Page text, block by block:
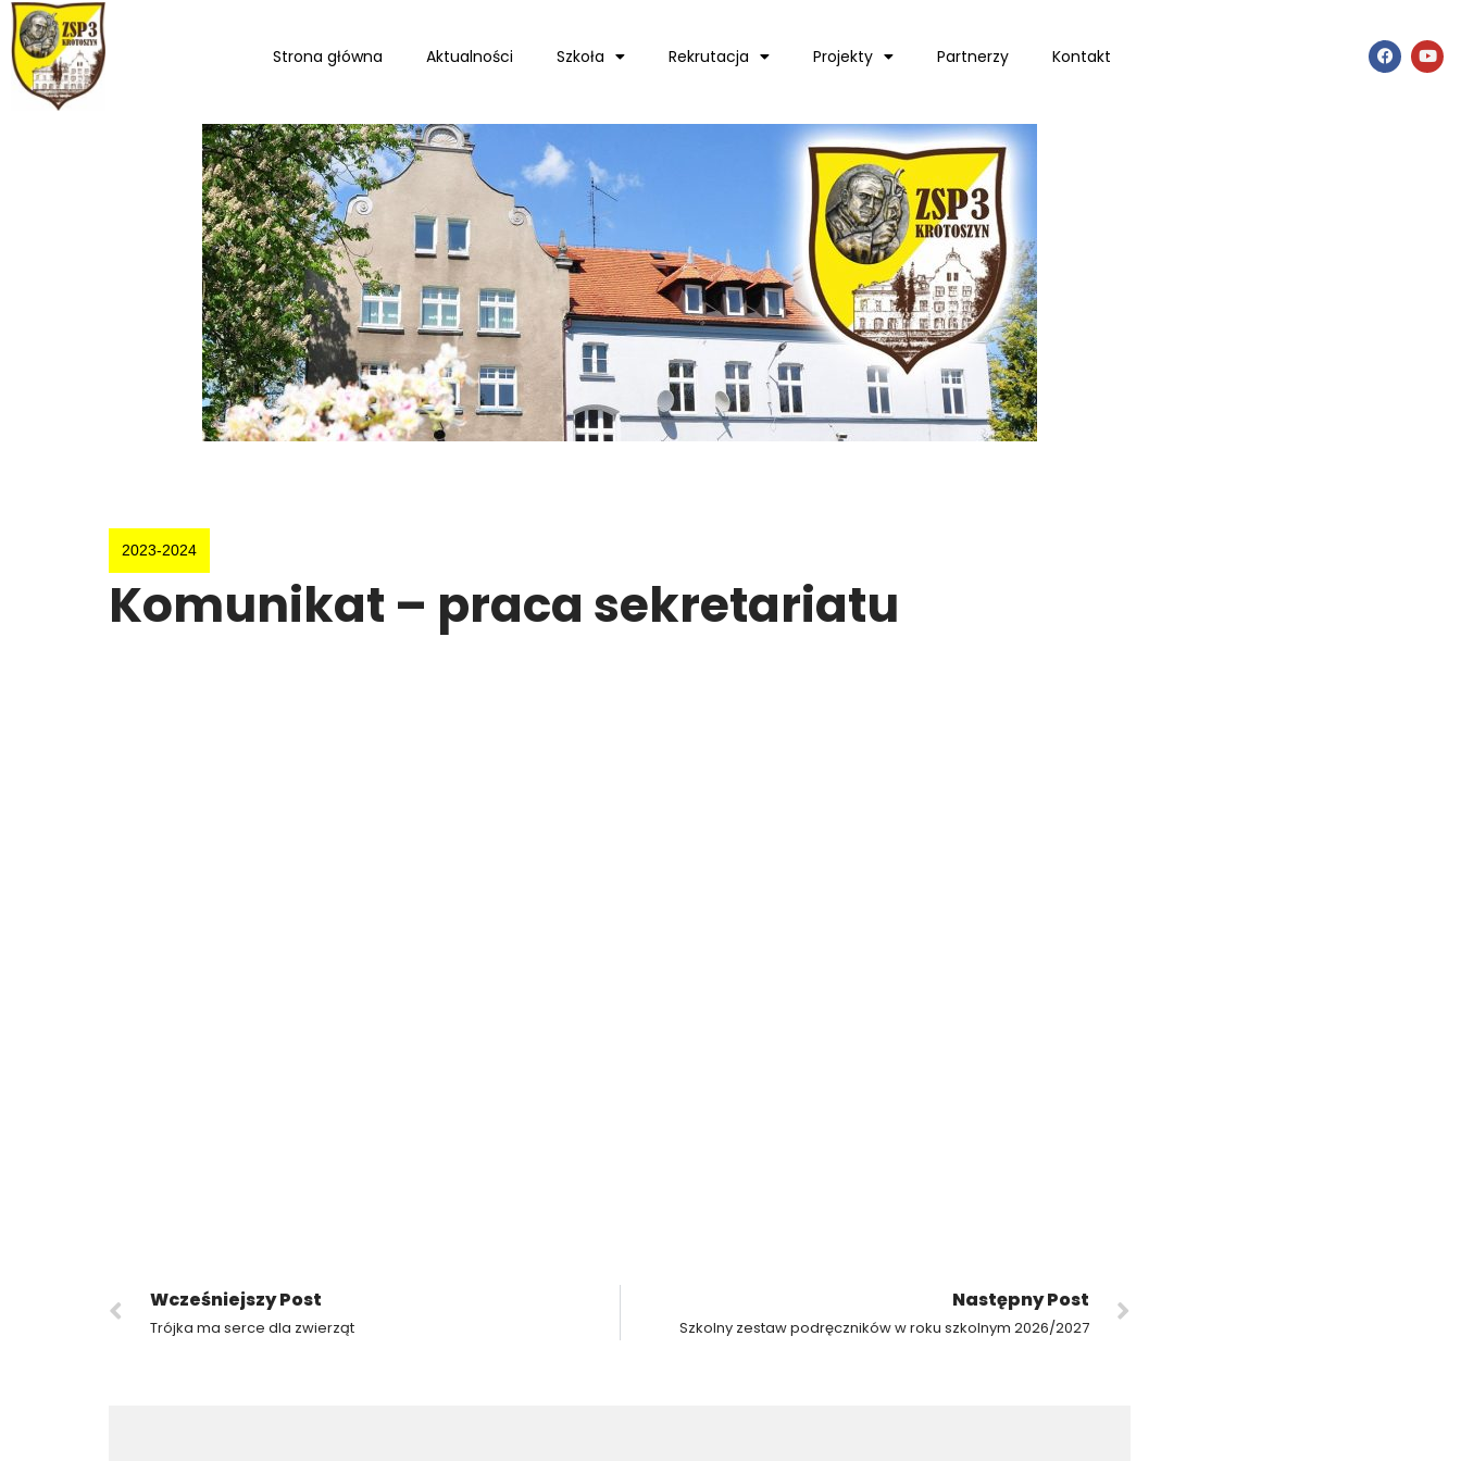
Strona główna Aktualności Szkoła Rekrutacja Projekty Partnerzy Kontakt
2023-2024
Komunikat – praca sekretariatu
Wcześniejszy Post
Trójka ma serce dla zwierząt
Następny Post
Szkolny zestaw podręczników w roku szkolnym 2026/2027